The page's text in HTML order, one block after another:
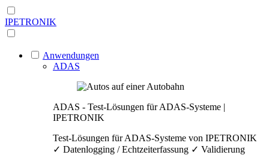
IPETRONIK
Anwendungen
ADAS
ADAS - Test-Lösungen für ADAS-Systeme |
IPETRONIK
Test-Lösungen für ADAS-Systeme von IPETRONIK
✓ Datenlogging / Echtzeiterfassung ✓ Validierung